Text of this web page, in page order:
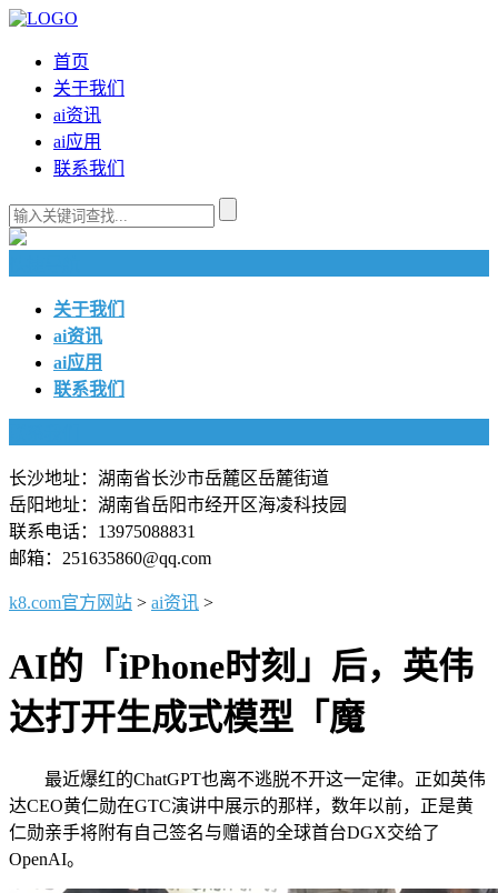
首页
关于我们
ai资讯
ai应用
联系我们
关于我们
ai资讯
ai应用
联系我们
长沙地址：湖南省长沙市岳麓区岳麓街道
岳阳地址：湖南省岳阳市经开区海凌科技园
联系电话：13975088831
邮箱：251635860@qq.com
k8.com官方网站 > ai资讯 >
AI的「iPhone时刻」后，英伟
达打开生成式模型「魔
最近爆红的ChatGPT也离不逃脱不开这一定律。正如英伟
达CEO黄仁勋在GTC演讲中展示的那样，数年以前，正是黄
仁勋亲手将附有自己签名与赠语的全球首台DGX交给了
OpenAI。